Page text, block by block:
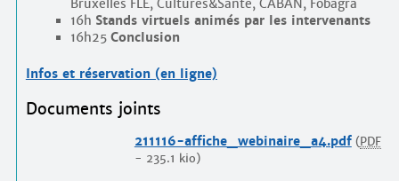
Bruxelles FLE, Cultures&Santé, CABAN, Fobagra
16h Stands virtuels animés par les intervenants
16h25 Conclusion
Infos et réservation (en ligne)
Documents joints
211116-affiche_webinaire_a4.pdf ( PDF
- 235.1 kio)